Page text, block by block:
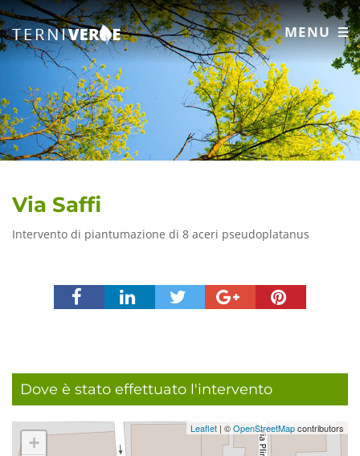
MENU
Via Saffi
Intervento di piantumazione di 8 aceri pseudoplatanus
Dove è stato effettuato l'intervento
+
Leaflet | ©OpenStreetMapcontributors